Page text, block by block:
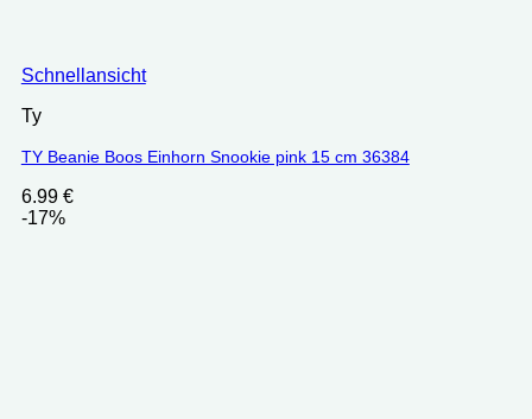
Schnellansicht
Ty
TY Beanie Boos Einhorn Snookie pink 15 cm 36384
6.99 €
-17%